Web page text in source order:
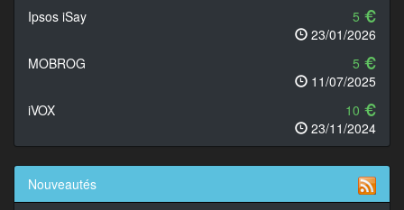
Ipsos iSay
5
23/01/2026
MOBROG
5
11/07/2025
iVOX
10
23/11/2024
Nouveautés